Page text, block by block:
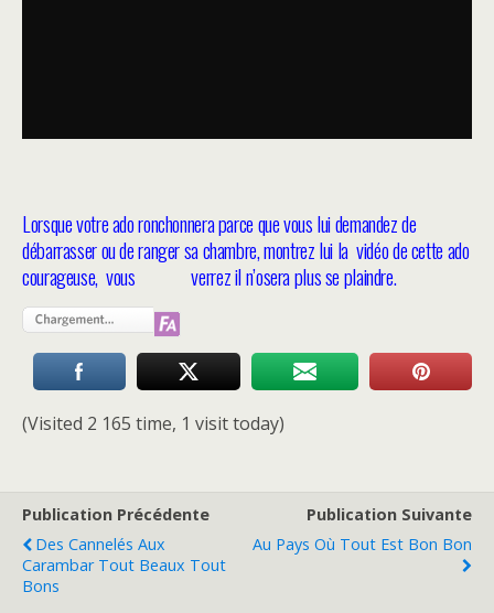
Lorsque votre ado ronchonnera parce que vous lui demandez de
débarrasser ou de ranger sa chambre, montrez lui la vidéo de cette ado
courageuse, vous verrez il n’osera plus se plaindre.
(Visited 2 165 time, 1 visit today)
Publication Précédente
Des Cannelés Aux
Carambar Tout Beaux Tout
Bons
Publication Suivante
Au Pays Où Tout Est Bon Bon